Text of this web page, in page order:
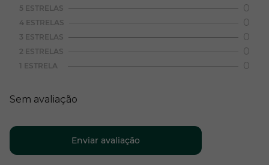
5 ESTRELAS 0
4 ESTRELAS 0
3 ESTRELAS 0
2 ESTRELAS 0
1 ESTRELA 0
Sem avaliação
Enviar avaliação